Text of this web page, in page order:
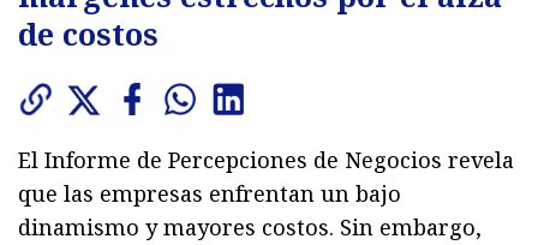
de costos
El Informe de Percepciones de Negocios revela
que las empresas enfrentan un bajo
dinamismo y mayores costos. Sin embargo,